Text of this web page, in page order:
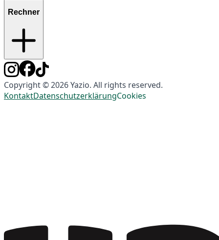
Rechner
Copyright © 2026 Yazio. All rights reserved.
KontaktDatenschutzerklärungCookies